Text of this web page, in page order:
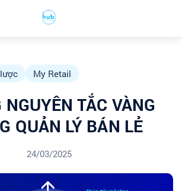
My Retail
TẮC VÀNG
QUẢN LÝ BÁN LẺ
24/03/2025